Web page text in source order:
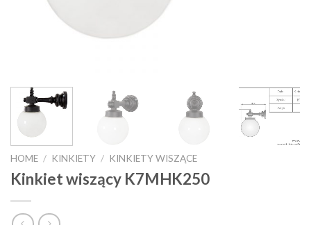
HOME / KINKIETY / KINKIETY WISZĄCE
Kinkiet wiszący K7MHK250